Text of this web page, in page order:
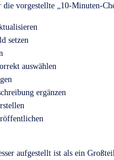
die vorgestellte „10-Minuten-
setzen
auswählen
ergänzen
aufgestellt ist als ein